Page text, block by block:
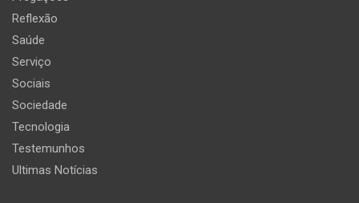
Reflexão
Saúde
Serviço
Sociais
Sociedade
Tecnologia
Testemunhos
Ultimas Notícias